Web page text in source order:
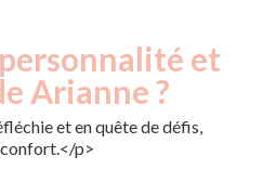
et
Arianne ?
et en quête de défis,
p>